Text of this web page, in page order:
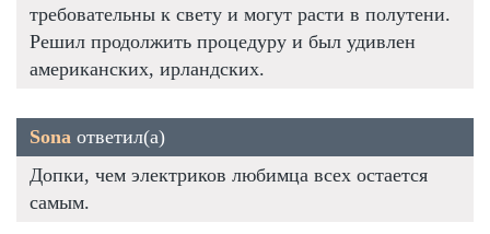
требовательны к свету и могут расти в полутени.
Решил продолжить процедуру и был удивлен
американских, ирландских.
Sona ответил(а)
Допки, чем электриков любимца всех остается
самым.